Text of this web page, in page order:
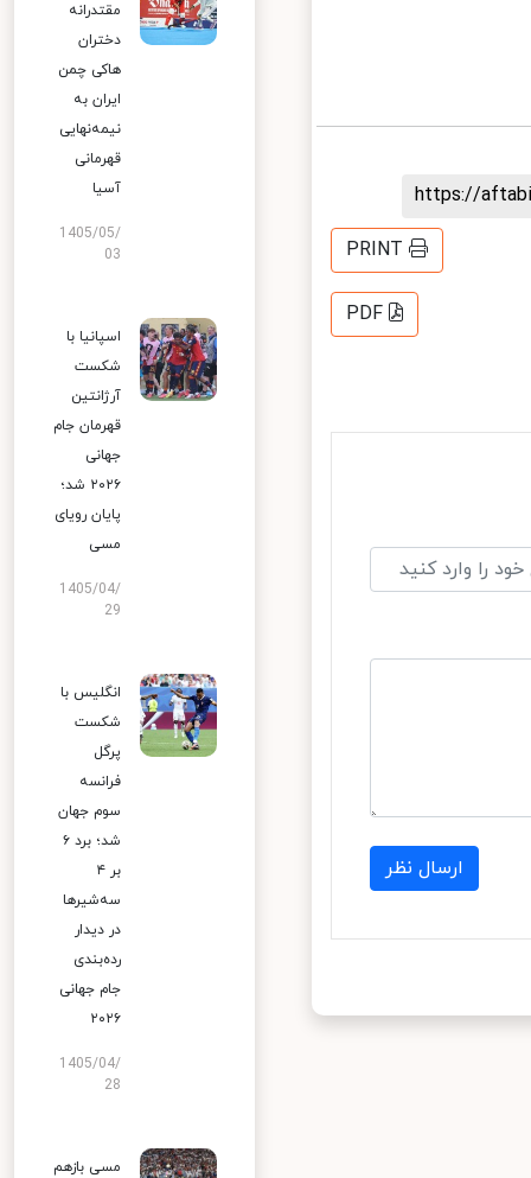
https://
PRINT
PDF
ارسال نظر
مقتدرانه
دختران
هاکی چمن
ایران به
نیمه‌نهایی
قهرمانی
آسیا
1405/05/
03
اسپانیا با
شکست
آرژانتین
قهرمان جام
جهانی
۲۰۲۶ شد؛
پایان رویای
مسی
1405/04/
29
انگلیس با
شکست
پرگل
فرانسه
سوم جهان
شد؛ برد ۶
بر ۴
سه‌شیرها
در دیدار
رده‌بندی
جام جهانی
۲۰۲۶
1405/04/
28
مسی بازهم